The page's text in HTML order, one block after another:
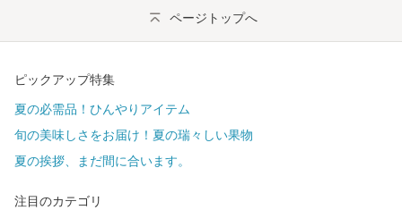
ページトップへ
ピックアップ特集
夏の必需品！ひんやりアイテム
旬の美味しさをお届け！夏の瑞々しい果物
夏の挨拶、まだ間に合います。
注目のカテゴリ